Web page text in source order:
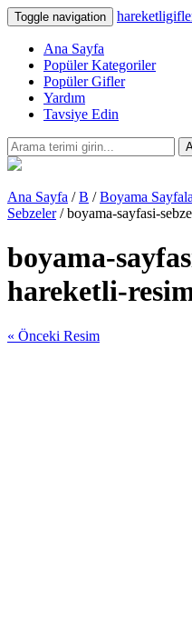
Toggle navigation
Ana Sayfa
Popüler Kategoriler
Popüler Gifler
Yardım
Tavsiye Edin
Ana Sayfa /B /Boyama
Sebzeler/ boyama-sayfasi-
boyama-
hareketli-
« Önceki Resim